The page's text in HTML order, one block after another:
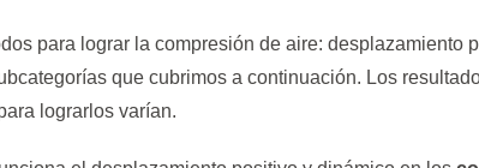
para lograr la compresión de aire: desplazamiento
que cubrimos a continuación. Los
lograrlos varían.